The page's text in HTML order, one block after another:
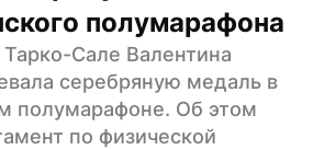
полумарафона
Сале Валентина
серебряную медаль в
полумарафоне. Об этом
по физической